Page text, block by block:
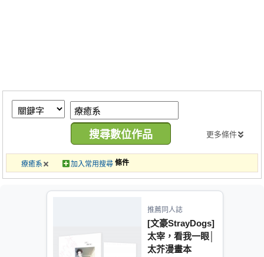
繪圖藝廊
交流中心
攤位轉讓區
會員功能選單
會員中心
更多條件
條件
療癒系 加入常用搜尋
推薦同人誌
[文豪StrayDogs]
太宰，看我一眼│
太芥漫畫本